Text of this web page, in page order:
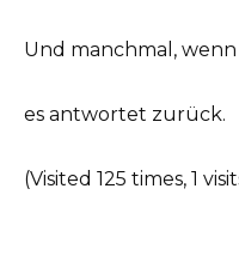
Und manchmal,
es antwortet zurück.
(Visited 125 times, 1